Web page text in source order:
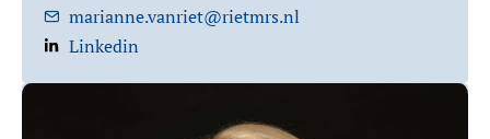
marianne.vanriet@rietmrs.nl
Linkedin